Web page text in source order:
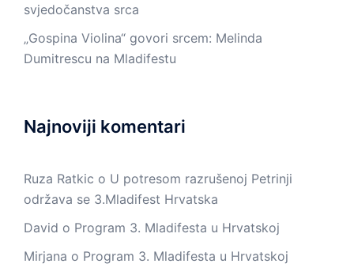
svjedočanstva srca
„Gospina Violina“ govori srcem: Melinda
Dumitrescu na Mladifestu
Najnoviji komentari
Ruza Ratkic o U potresom razrušenoj Petrinji
održava se 3.Mladifest Hrvatska
David o Program 3. Mladifesta u Hrvatskoj
Mirjana o Program 3. Mladifesta u Hrvatskoj